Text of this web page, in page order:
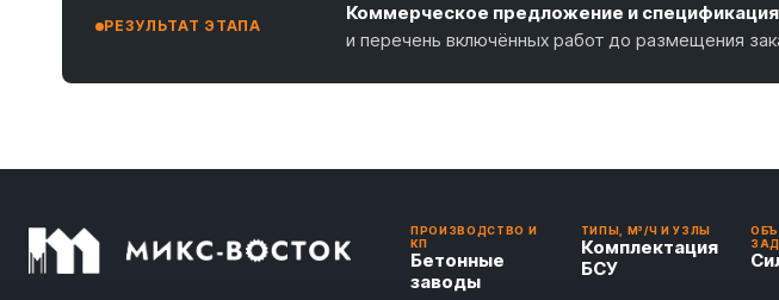
РЕЗУЛЬТАТ ЭТАПА
Коммерческое предложение и
и перечень включённых работ до размещения
ПРОИЗВОДСТВО И
КП
Бетонные
заводы
ТИПЫ, М³/Ч И УЗЛЫ
Комплектация
БСУ